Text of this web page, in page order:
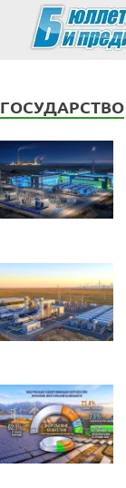
ГОСУДАРСТВО